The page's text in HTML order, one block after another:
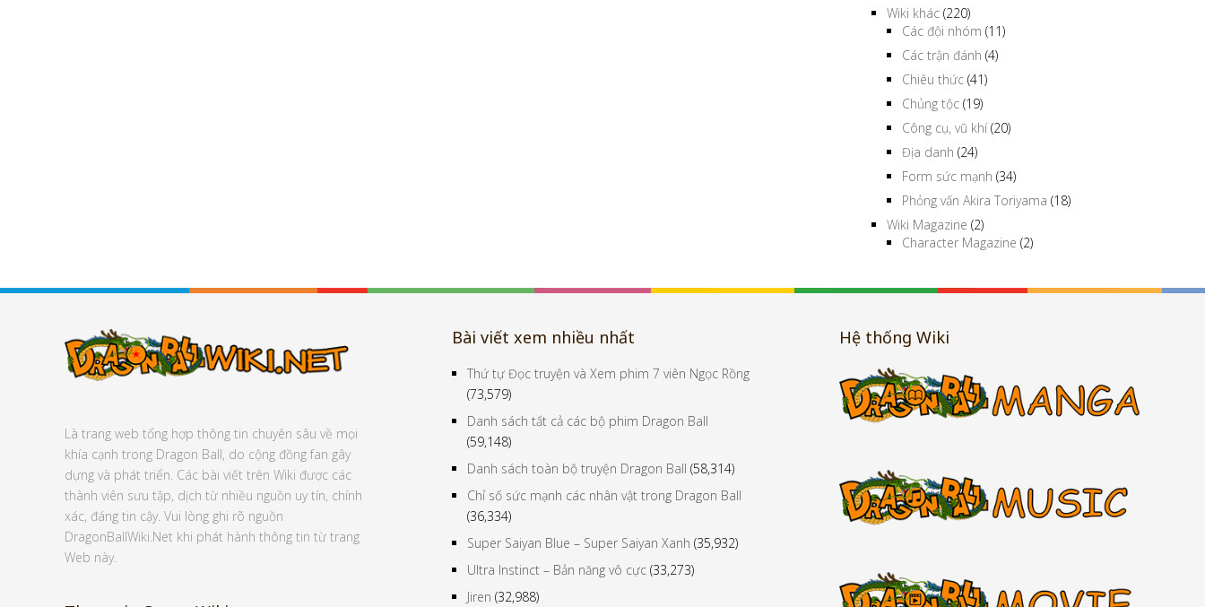
Wiki khác (220)
Các đội nhóm (11)
Các trận đánh (4)
Chiêu thức (41)
Chủng tộc (19)
Công cụ, vũ khí(20)
Địa danh (24)
Form sức mạnh (34)
Phỏng vấn Akira Toriyama (18)
Wiki Magazine (2)
Character Magazine (2)
Là trang web tổng hợp thông tin chuyên sâu về mọi
khía cạnh trong Dragon Ball, do cộng đồng fan gây
dựng và phát triển. Các bài viết trên Wiki được các
thành viên sưu tập, dịch từ nhiều nguồn uy tín, chính
xác, đáng tin cậy. Vui lòng ghi rõ nguồn
DragonBallWiki.Net khi phát hành thông tin từ trang
Web này.
Bài viết xem nhiều nhất
Thứ tự Đọc truyện và Xem phim 7 viên Ngọc Rồng
(73,579)
Danh sách tất cả các bộ phim Dragon Ball
(59,148)
Danh sách toàn bộ truyện Dragon Ball (58,314)
Chỉ số sức mạnh các nhân vật trong Dragon Ball
(36,334)
Super Saiyan Blue – Super Saiyan Xanh (35,932)
Ultra Instinct – Bản năng vô cực (33,273)
Jiren (32,988)
Hệ thống Wiki